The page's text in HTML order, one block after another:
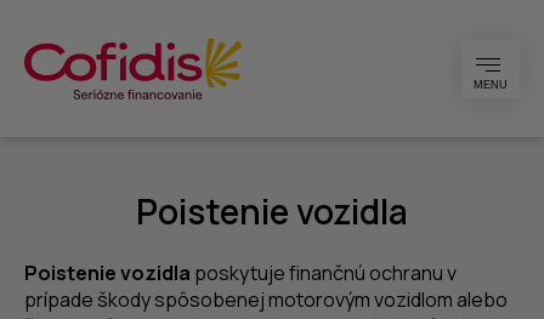
MENU
Poistenie vozidla
Poistenie vozidla poskytuje finančnú ochranu v
prípade škody spôsobenej motorovým vozidlom alebo